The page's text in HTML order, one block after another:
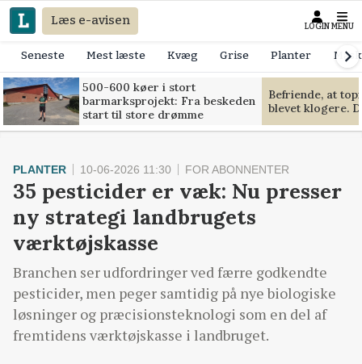
Læs e-avisen LOGIN MENU
Seneste Mest læste Kvæg Grise Planter
500-600 køer i stort
barmarksprojekt: Fra beskeden
start til store drømme
Befriende, at
blevet klogere.
PLANTER 10-06-2026 11:30 FOR ABONNENTER
35 pesticider er væk: Nu presser
ny strategi landbrugets
værktøjskasse
Branchen ser udfordringer ved færre godkendte
pesticider, men peger samtidig på nye biologiske
løsninger og præcisionsteknologi som en del af
fremtidens værktøjskasse i landbruget.